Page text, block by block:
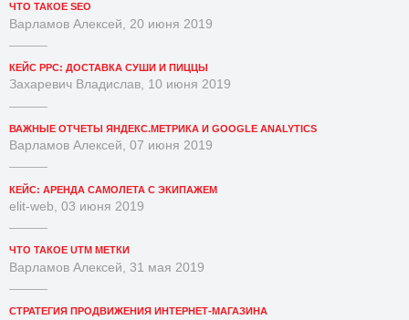
ЧТО ТАКОЕ SEO
Варламов Алексей, 20 июня 2019
КЕЙС PPC: ДОСТАВКА СУШИ И ПИЦЦЫ
Захаревич Владислав, 10 июня 2019
ВАЖНЫЕ ОТЧЕТЫ ЯНДЕКС.МЕТРИКА И GOOGLE ANALYTICS
Варламов Алексей, 07 июня 2019
КЕЙС: АРЕНДА САМОЛЕТА С ЭКИПАЖЕМ
elit-web, 03 июня 2019
ЧТО ТАКОЕ UTM МЕТКИ
Варламов Алексей, 31 мая 2019
СТРАТЕГИЯ ПРОДВИЖЕНИЯ ИНТЕРНЕТ-МАГАЗИНА